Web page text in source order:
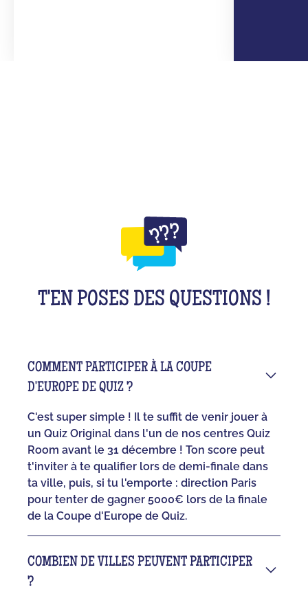
T'EN POSES DES QUESTIONS !
COMMENT PARTICIPER À LA COUPE
D'EUROPE DE QUIZ ?
C'est super simple ! Il te suffit de venir jouer à
un Quiz Original dans l'un de nos centres Quiz
Room avant le 31 décembre ! Ton score peut
t'inviter à te qualifier lors de demi-finale dans
ta ville, puis, si tu l'emporte : direction Paris
pour tenter de gagner 5000€ lors de la finale
de la Coupe d'Europe de Quiz.
COMBIEN DE VILLES PEUVENT PARTICIPER
?